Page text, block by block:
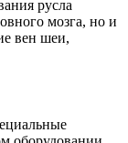
русла
мозга, но и
вен шеи,